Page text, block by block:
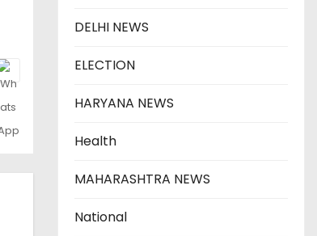
DELHI NEWS
ELECTION
HARYANA NEWS
Health
MAHARASHTRA NEWS
National